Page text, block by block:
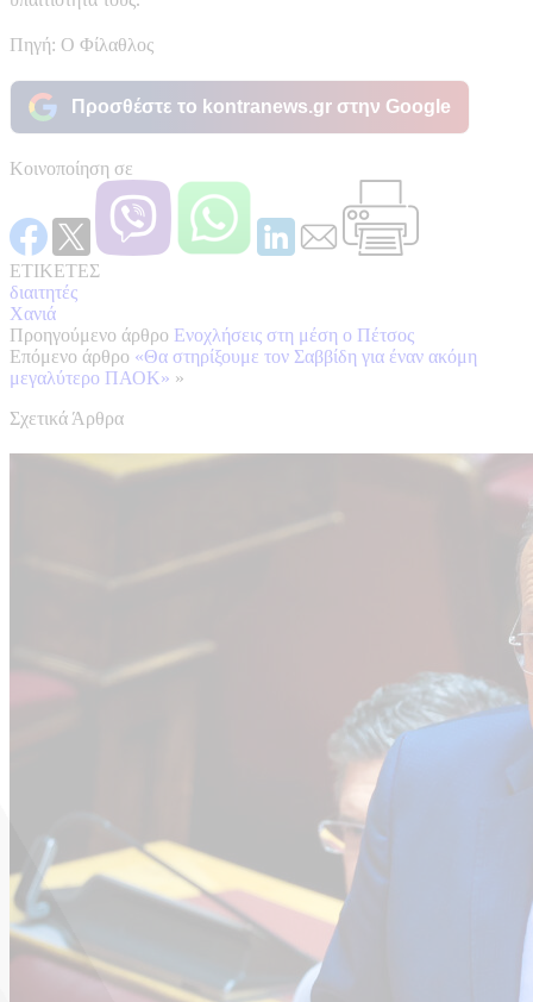
Πηγή: Ο Φίλαθλος
Προσθέστε το kontranews.gr στην Google
Κοινοποίηση σε
ΕΤΙΚΕΤΕΣ
διαιτητές
Χανιά
Προηγούμενο άρθρο Ενοχλήσεις στη μέση ο Πέτσος
Επόμενο άρθρο «Θα στηρίξουμε τον Σαββίδη για έναν ακόμη
μεγαλύτερο ΠΑΟΚ» »
Σχετικά Άρθρα